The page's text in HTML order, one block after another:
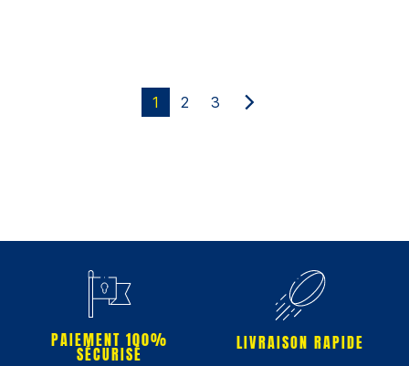
1 2 3
PAIEMENT 100%
SÉCURISÉ
LIVRAISON RAPIDE